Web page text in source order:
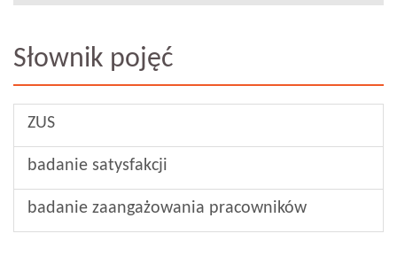
Słownik pojęć
ZUS
badanie satysfakcji
badanie zaangażowania pracowników